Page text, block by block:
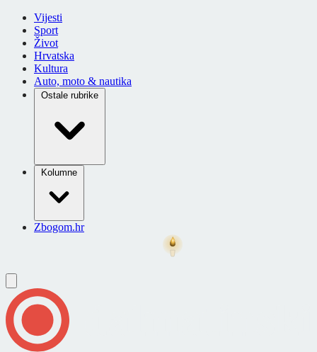
Vijesti
Sport
Život
Hrvatska
Kultura
Auto, moto & nautika
Ostale rubrike
Kolumne
Zbogom.hr